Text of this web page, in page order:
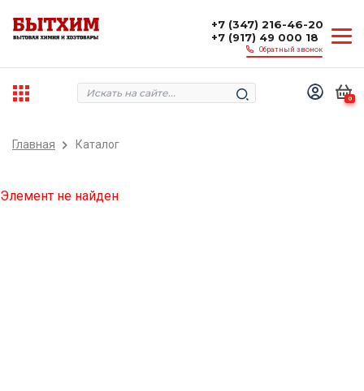
+7 (347) 216-46-20
+7 (917) 49 000 18
Обратный звонок
0
Главная Каталог
Элемент не найден